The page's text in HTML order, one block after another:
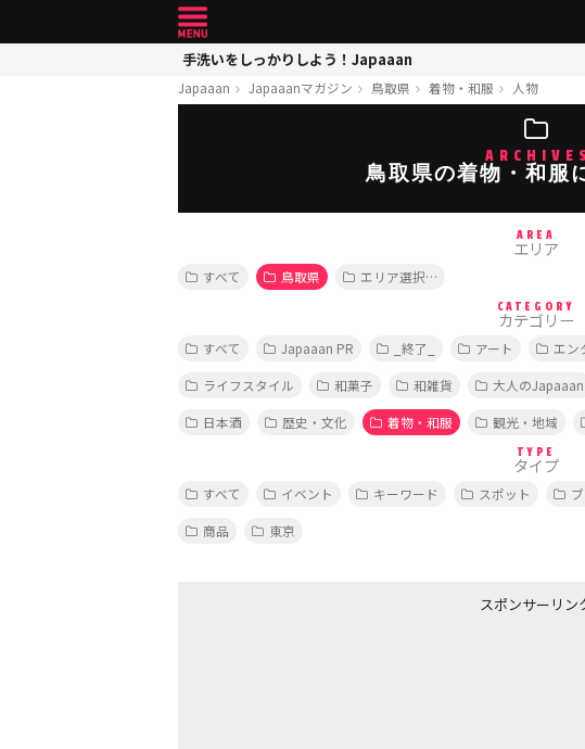
手洗いをしっかりしよう！Japaaan
Japaaan Japaaanマガジン 鳥取県 着物・和服 人物
ARCHIVES
鳥取県の着物・和服
AREA
エリア
すべて 鳥取県 エリア選択…
CATEGORY
カテゴリー
すべて Japaaan PR _終了_ アート エン
ライフスタイル
和菓子 和雑貨 大人のJapaaan
日本酒
歴史・文化 着物・和服 観光・地域
TYPE
タイプ
すべて イベント キーワード スポット
商品
東京
スポンサーリン